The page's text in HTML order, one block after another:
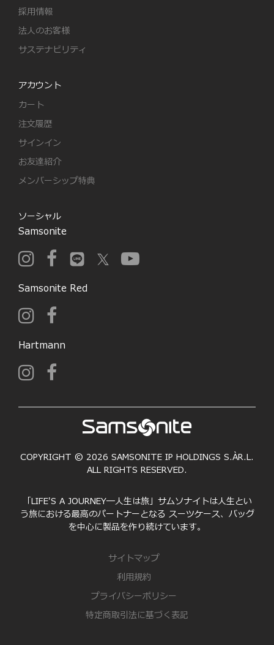
採用情報
法人のお客様
サステナビリティ
アカウント
カート
注文履歴
サインイン
お友達紹介
メンバーシップ特典
ソーシャル
Samsonite
Samsonite Red
Hartmann
COPYRIGHT © 2026 SAMSONITE IP HOLDINGS S.ÀR.L.
ALL RIGHTS RESERVED.
「LIFE'S A JOURNEY―人生は旅」サムソナイトは人生とい
う旅における最高のパートナーとなる スーツケース、バッグ
を中心に製品を作り続けています。
サイトマップ
利用規約
プライバシーポリシー
特定商取引法に基づく表記